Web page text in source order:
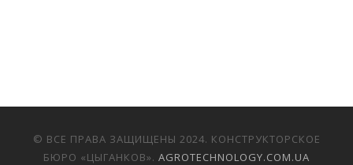
© ВСЕ ПРАВА ЗАЩИЩЕНЫ 2024. КОНСТРУКТОРСКОЕ
БЮРО «ЦЫГАНКОВ». AGROTECHNOLOGY.COM.UA